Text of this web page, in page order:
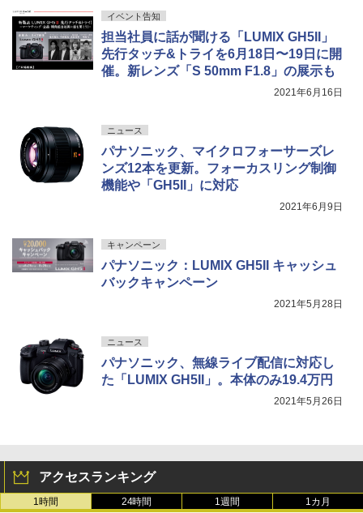
イベント告知
担当社員に話が聞ける「LUMIX GH5II」
先行タッチ&トライを6月18日〜19日に開
催。新レンズ「S 50mm F1.8」の展示も
2021年6月16日
ニュース
パナソニック、マイクロフォーサーズレ
ンズ12本を更新。フォーカスリング制御
機能や「GH5II」に対応
2021年6月9日
キャンペーン
パナソニック：LUMIX GH5II キャッシュ
バックキャンペーン
2021年5月28日
ニュース
パナソニック、無線ライブ配信に対応し
た「LUMIX GH5II」。本体のみ19.4万円
2021年5月26日
アクセスランキング
1時間 24時間 1週間 1カ月